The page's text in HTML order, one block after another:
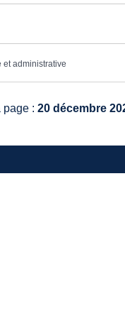
et administrative
page :20 décembre